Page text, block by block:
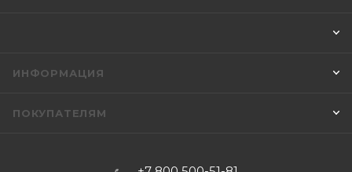
ИНФОРМАЦИЯ
ПОКУПАТЕЛЯМ